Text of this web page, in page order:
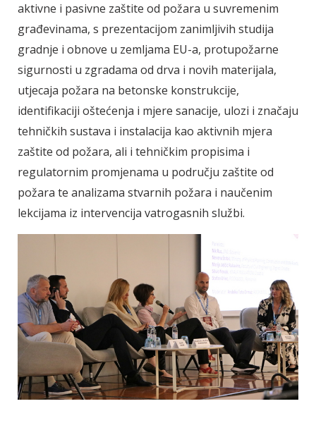
aktivne i pasivne zaštite od požara u suvremenim
građevinama, s prezentacijom zanimljivih studija
gradnje i obnove u zemljama EU-a, protupožarne
sigurnosti u zgradama od drva i novih materijala,
utjecaja požara na betonske konstrukcije,
identifikaciji oštećenja i mjere sanacije, ulozi i značaju
tehničkih sustava i instalacija kao aktivnih mjera
zaštite od požara, ali i tehničkim propisima i
regulatornim promjenama u području zaštite od
požara te analizama stvarnih požara i naučenim
lekcijama iz intervencija vatrogasnih službi.